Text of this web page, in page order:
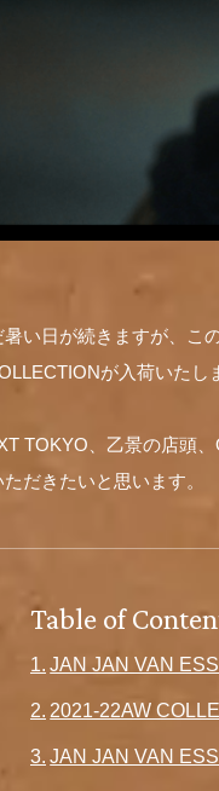
暑い日が続きますが、こ
が入荷いたし
TOKYO、乙景の店頭
だきたいと思います。
Table of
JAN JAN VAN
2021-22AW
JAN JAN VAN